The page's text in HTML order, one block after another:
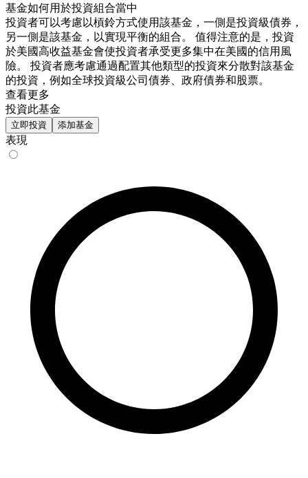
基金如何用於投資組合當中
投資者可以考慮以槓鈴方式使用該基金，一側是投資級債券，
另一側是該基金，以實現平衡的組合。 值得注意的是，投資
於美國高收益基金會使投資者承受更多集中在美國的信用風
險。 投資者應考慮通過配置其他類型的投資來分散對該基金
的投資，例如全球投資級公司債券、政府債券和股票。
查看更多
投資此基金
立即投資 添加基金
表現